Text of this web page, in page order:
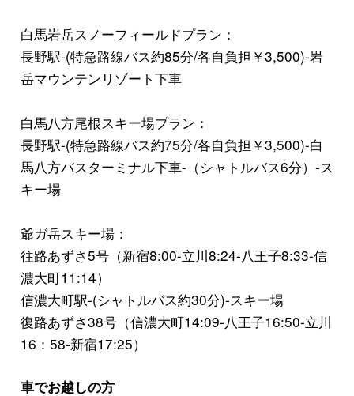
白馬岩岳スノーフィールドプラン：
長野駅-(特急路線バス約85分/各自負担￥3,500)-岩
岳マウンテンリゾート下車
白馬八方尾根スキー場プラン：
長野駅-(特急路線バス約75分/各自負担￥3,500)-白
馬八方バスターミナル下車-（シャトルバス6分）-ス
キー場
爺ガ岳スキー場：
往路あずさ5号（新宿8:00-立川8:24-八王子8:33-信
濃大町11:14）
信濃大町駅-(シャトルバス約30分)-スキー場
復路あずさ38号（信濃大町14:09-八王子16:50-立川
16：58-新宿17:25）
車でお越しの方